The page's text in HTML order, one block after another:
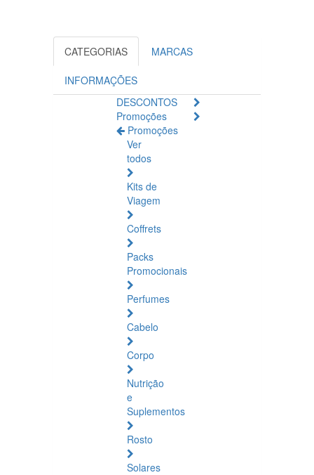
CATEGORIAS MARCAS
INFORMAÇÕES
DESCONTOS
Promoções
Promoções
Ver
todos
Kits de
Viagem
Coffrets
Packs
Promocionais
Perfumes
Cabelo
Corpo
Nutrição
e
Suplementos
Rosto
Solares